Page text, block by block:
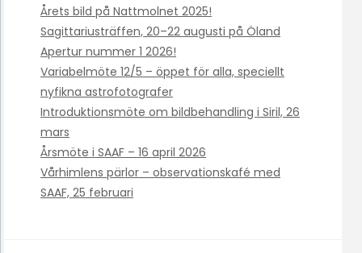
Årets bild på Nattmolnet 2025!
Sagittariusträffen, 20–22 augusti på Öland
Apertur nummer 1 2026!
Variabelmöte 12/5 – öppet för alla, speciellt
nyfikna astrofotografer
Introduktionsmöte om bildbehandling i Siril, 26
mars
Årsmöte i SAAF – 16 april 2026
Vårhimlens pärlor – observationskafé med
SAAF, 25 februari